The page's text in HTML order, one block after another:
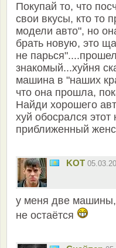
Покупай то, что
свои вкусы, кто то
модели авто", но
брать новую, это
не
знакомый...хуйня
машина в "наших
что она прошла,
Найди хорошего
хуй обосрался
приближенный
KOT
у меня две
не остаётся